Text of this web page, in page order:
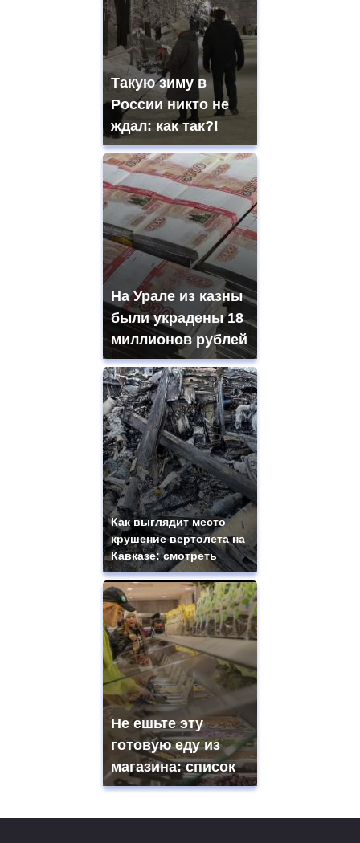
Такую зиму в
России никто не
ждал: как так?!
На Урале из казны
были украдены 18
миллионов рублей
Как выглядит место
крушение вертолета на
Кавказе: смотреть
Не ешьте эту
готовую еду из
магазина: список